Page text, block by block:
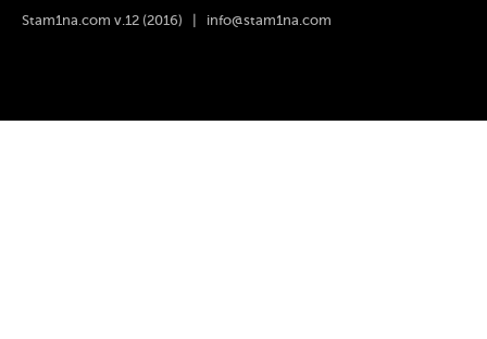
Stam1na.com v.12 (2016) | info@stam1na.com